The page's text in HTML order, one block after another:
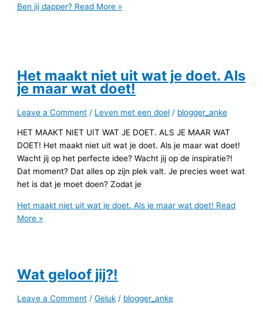
Ben jij dapper? Read More »
Het maakt niet uit wat je doet. Als
je maar wat doet!
Leave a Comment / Leven met een doel / blogger_anke
HET MAAKT NIET UIT WAT JE DOET. ALS JE MAAR WAT
DOET! Het maakt niet uit wat je doet. Als je maar wat doet!
Wacht jij op het perfecte idee? Wacht jij op de inspiratie?!
Dat moment? Dat alles op zijn plek valt. Je precies weet wat
het is dat je moet doen? Zodat je
Het maakt niet uit wat je doet. Als je maar wat doet! Read
More »
Wat geloof jij?!
Leave a Comment /Geluk / blogger_anke